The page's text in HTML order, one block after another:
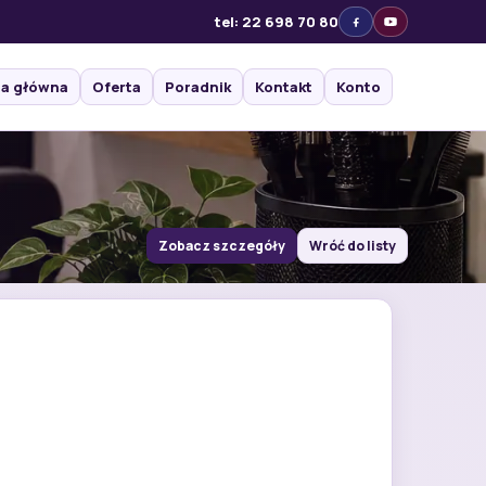
tel: 22 698 70 80
główna Oferta Poradnik Kontakt Konto
Zobacz szczegóły Wróć do listy